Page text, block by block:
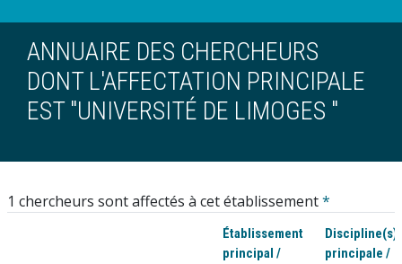
ANNUAIRE DES CHERCHEURS
DONT L'AFFECTATION PRINCIPALE
EST "UNIVERSITÉ DE LIMOGES "
1 chercheurs sont affectés à cet établissement*
Établissement
principal /
Discipline(s)
principale /